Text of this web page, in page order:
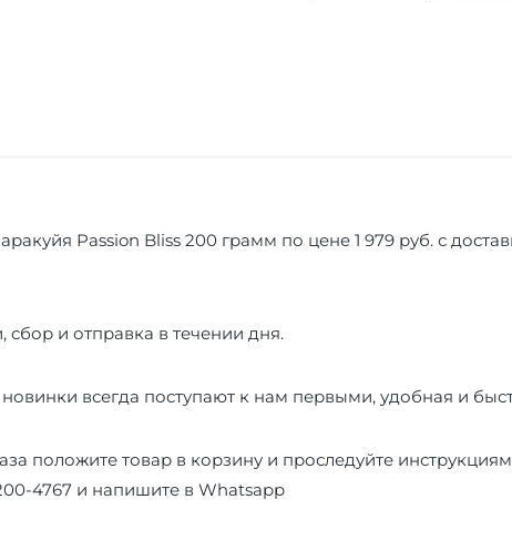
Passion Bliss 200 грамм по цене 1 979 руб. с
сбор и отправка в течении дня.
всегда поступают к нам первыми, удобная и
положите товар в корзину и проследуйте
4767 и напишите в Whatsapp